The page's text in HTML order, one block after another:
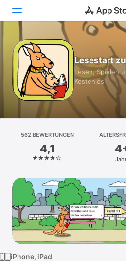
Heute
Spiele
Apps
Arcade
Plattform
iPhone
iPad
Vision
Watch
Lesestart
Lesen, Spielen
Kostenlos
562 BEWERTUNGEN
4,1
iPhone, iPad